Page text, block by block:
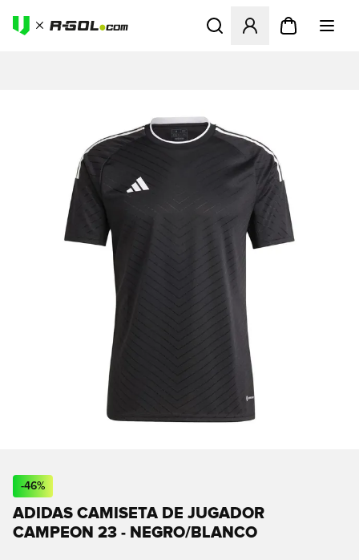
Abre un modal para iniciar
-46%
ADIDAS CAMISETA DE JUGADOR
CAMPEON 23 - NEGRO/BLANCO